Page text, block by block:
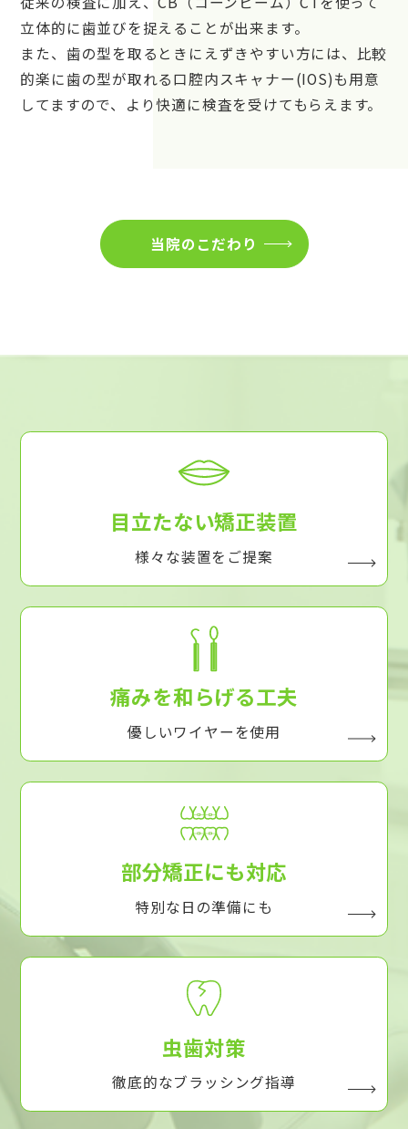
立体的に歯並びを捉えることが出来ます。
また、歯の型を取るときにえずきやすい方には、比較
的楽に歯の型が取れる口腔内スキャナー(IOS)も用意
してますので、より快適に検査を受けてもらえます。
当院のこだわり
目立たない矯正装置
様々な装置をご提案
痛みを和らげる工夫
優しいワイヤーを使用
部分矯正にも対応
特別な日の準備にも
虫歯対策
徹底的なブラッシング指導